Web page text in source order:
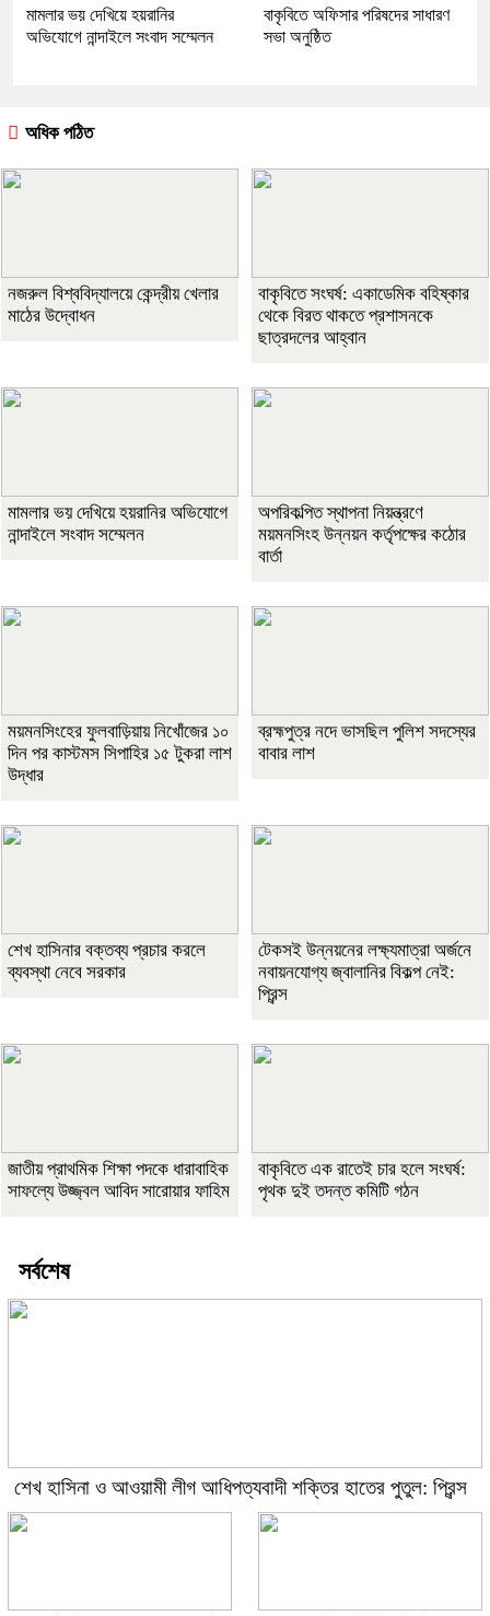
মামলার ভয় দেখিয়ে হয়রানির
অভিযোগে নান্দাইলে সংবাদ সম্মেলন
বাকৃবিতে অফিসার পরিষদের সাধারণ
সভা অনুষ্ঠিত
অধিক পঠিত
নজরুল বিশ্ববিদ্যালয়ে কেন্দ্রীয় খেলার
মাঠের উদ্বোধন
বাকৃবিতে সংঘর্ষ: একাডেমিক বহিষ্কার
থেকে বিরত থাকতে প্রশাসনকে
ছাত্রদলের আহ্বান
মামলার ভয় দেখিয়ে হয়রানির অভিযোগে
নান্দাইলে সংবাদ সম্মেলন
অপরিকল্পিত স্থাপনা নিয়ন্ত্রণে
ময়মনসিংহ উন্নয়ন কর্তৃপক্ষের কঠোর
বার্তা
ময়মনসিংহের ফুলবাড়িয়ায় নিখোঁজের ১০
দিন পর কাস্টমস সিপাহির ১৫ টুকরা লাশ
উদ্ধার
ব্রহ্মপুত্র নদে ভাসছিল পুলিশ সদস্যের
বাবার লাশ
শেখ হাসিনার বক্তব্য প্রচার করলে
ব্যবস্থা নেবে সরকার
টেকসই উন্নয়নের লক্ষ্যমাত্রা অর্জনে
নবায়নযোগ্য জ্বালানির বিকল্প নেই:
প্রিন্স
জাতীয় প্রাথমিক শিক্ষা পদকে ধারাবাহিক
সাফল্যে উজ্জ্বল আবিদ সারোয়ার ফাহিম
বাকৃবিতে এক রাতেই চার হলে সংঘর্ষ:
পৃথক দুই তদন্ত কমিটি গঠন
সর্বশেষ
শেখ হাসিনা ও আওয়ামী লীগ আধিপত্যবাদী শক্তির হাতের পুতুল: প্রিন্স